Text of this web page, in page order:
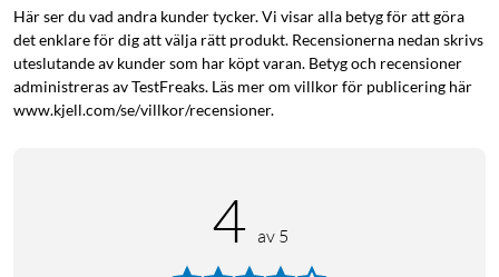
Smart Life
Enheten ansluts till appen Smart Life (iOS/Android) via ditt
Wi-fi för att enkelt styra enheten direkt från mobil och
surfplatta. Aktivera vattenflödet på distans, eller ställ in
Här ser du vad andra kunder tycker. Vi visar alla betyg för att göra
det enklare för dig att välja rätt produkt. Recensionerna nedan skrivs
uteslutande av kunder som har köpt varan. Betyg och recensioner
administreras av TestFreaks. Läs mer om villkor för publicering här
www.kjell.com/se/villkor/recensioner.
4 av 5